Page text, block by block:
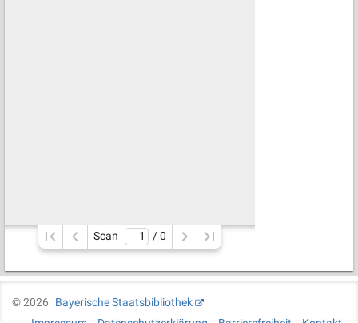
Scan / 0
©2026
Bayerische Staatsbibliothek